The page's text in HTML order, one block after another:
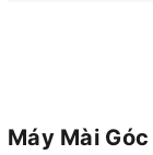
Máy Mài